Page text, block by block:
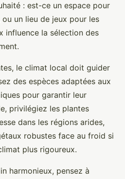
: est-ce un espace pour
un lieu de jeux pour les
influence la sélection des
le climat local doit guider
des espèces adaptées aux
pour garantir leur
privilégiez les plantes
dans les régions arides,
robustes face au froid si
plus rigoureux.
harmonieux, pensez à